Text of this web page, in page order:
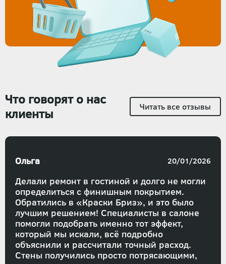
Что говорят о нас
клиенты
Читать все отзывы
Делали ремонт в гостиной и долго не могли
определиться с финишным покрытием.
Обратились в «Краски Бриз», и это было
лучшим решением! Специалисты в салоне
помогли подобрать именно тот эффект,
который мы искали, всё подробно
объяснили и рассчитали точный расход.
Стены получились просто потрясающими,
Ольга 20/01/2026